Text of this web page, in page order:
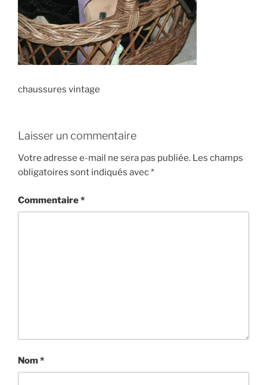
chaussures vintage
Laisser un commentaire
Votre adresse e-mail ne sera pas publiée. Les champs
obligatoires sont indiqués avec*
Commentaire*
Nom*